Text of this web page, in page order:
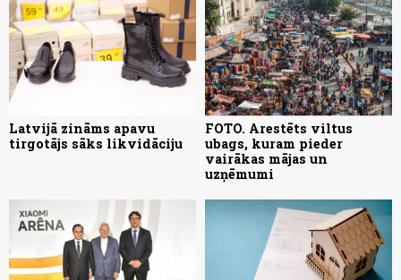
Latvijā zināms apavu
tirgotājs sāks likvidāciju
FOTO. Arestēts viltus
ubags, kuram pieder
vairākas mājas un
uzņēmumi